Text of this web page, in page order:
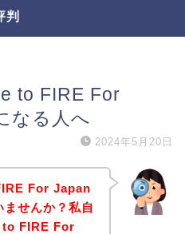
判
to FIRE For
なる人へ
2024年5月20日
For Japan
せんか？私自
FIRE For